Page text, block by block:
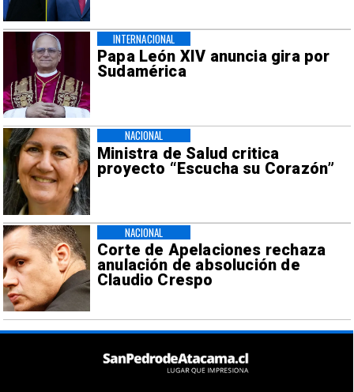
Papa León XIV anuncia gira por
Sudamérica
INTERNACIONAL
Ministra de Salud critica
proyecto “Escucha su Corazón”
NACIONAL
Corte de Apelaciones rechaza
anulación de absolución de
Claudio Crespo
NACIONAL